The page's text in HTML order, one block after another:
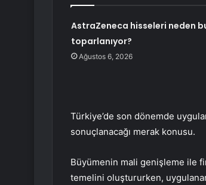
AstraZeneca hisseleri neden
toparlanıyor?
Ağustos 6, 2026
Türkiye’de son dönemde
sonuçlanacağı merak konusu.
Büyümenin mali genişleme ile
temelini oluştururken,